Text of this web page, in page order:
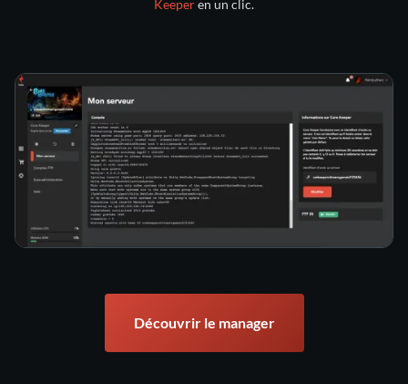
Keeperen un clic.
Découvrir le manager